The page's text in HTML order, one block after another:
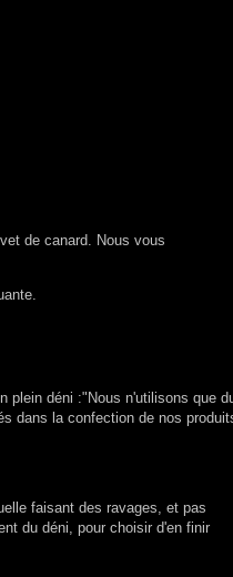
de canard. Nous vous
plein déni :"Nous n'utilisons que
dans la confection de nos
faisant des ravages, et pas
du déni, pour choisir d'en finir